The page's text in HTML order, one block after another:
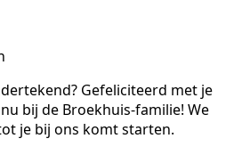
Gefeliciteerd met je
bij de Broekhuis-familie! We
je bij ons komt starten.